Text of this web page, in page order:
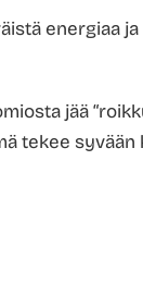
energiaa
jää
tekee